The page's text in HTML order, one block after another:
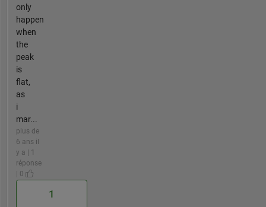
only
happen
when
the
peak
is
flat,
as
i
mar...
plus de
6 ans il
y a | 1
réponse
| 0
1